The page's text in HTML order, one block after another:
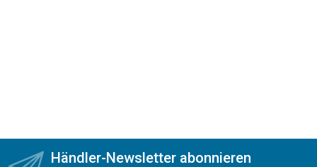
Händler-Newsletter abonnieren